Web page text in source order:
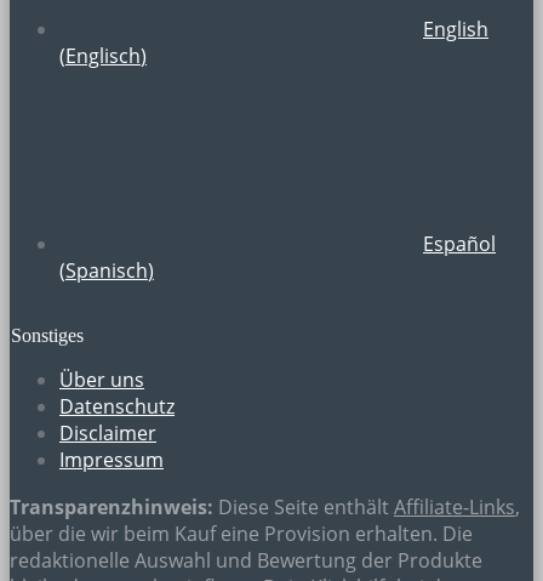
English
(Englisch)
Español
(Spanisch)
Sonstiges
Über uns
Datenschutz
Disclaimer
Impressum
Transparenzhinweis: Diese Seite enthältAffiliate-Links,
über die wir beim Kauf eine Provision erhalten. Die
redaktionelle Auswahl und Bewertung der Produkte